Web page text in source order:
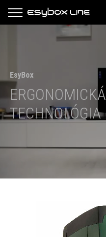
EsyBox
ERGONOMICKÁ
TECHNOLÓGIA